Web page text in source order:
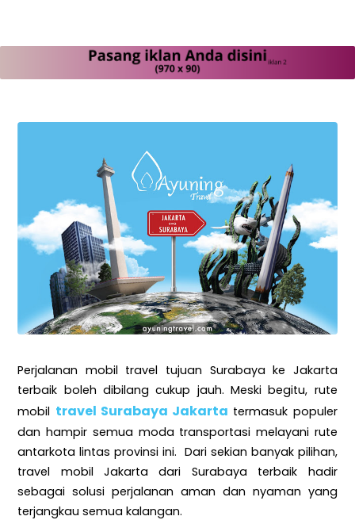
Perjalanan mobil travel tujuan Surabaya ke Jakarta
terbaik boleh dibilang cukup jauh. Meski begitu, rute
mobil travel Surabaya Jakarta termasuk populer
dan hampir semua moda transportasi melayani rute
antarkota lintas provinsi ini. Dari sekian banyak pilihan,
travel mobil Jakarta dari Surabaya terbaik hadir
sebagai solusi perjalanan aman dan nyaman yang
terjangkau semua kalangan.